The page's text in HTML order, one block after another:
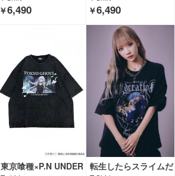
￥6,490 ￥6,490
東京喰種×P.N UNDER 転生したらスライムだ